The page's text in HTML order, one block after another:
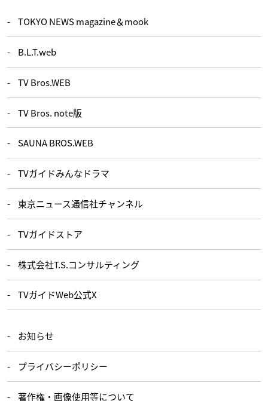
TOKYO NEWS magazine＆mook
B.L.T.web
TV Bros.WEB
TV Bros. note版
SAUNA BROS.WEB
TVガイドみんなドラマ
東京ニュース通信社チャンネル
TVガイドストア
株式会社T.S.コンサルティング
TVガイドWeb公式X
お知らせ
プライバシーポリシー
著作権・画像使用等について